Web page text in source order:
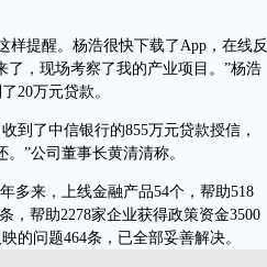
提醒。杨浩很快下载了App，在线反
，现场考察了我的产业项目。”杨浩
20万元贷款。
了中信银行的855万元贷款授信，
”公司董事长黄清清称。
来，上线金融产品54个，帮助518
，帮助2278家企业获得政策资金3500
的问题464条，已全部妥善解决。